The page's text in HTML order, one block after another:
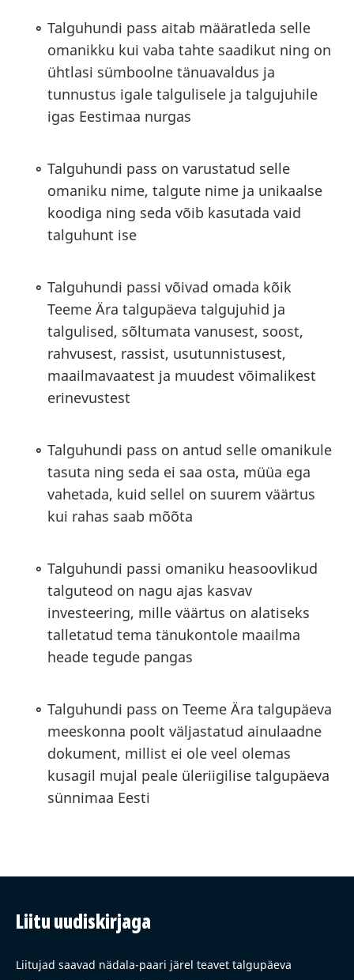
Talguhundi pass aitab määratleda selle
omanikku kui vaba tahte saadikut ning on
ühtlasi sümboolne tänuavaldus ja
tunnustus igale talgulisele ja talgujuhile
igas Eestimaa nurgas
Talguhundi pass on varustatud selle
omaniku nime, talgute nime ja unikaalse
koodiga ning seda võib kasutada vaid
talguhunt ise
Talguhundi passi võivad omada kõik
Teeme Ära talgupäeva talgujuhid ja
talgulised, sõltumata vanusest, soost,
rahvusest, rassist, usutunnistusest,
maailmavaatest ja muudest võimalikest
erinevustest
Talguhundi pass on antud selle omanikule
tasuta ning seda ei saa osta, müüa ega
vahetada, kuid sellel on suurem väärtus
kui rahas saab mõõta
Talguhundi passi omaniku heasoovlikud
talguteod on nagu ajas kasvav
investeering, mille väärtus on alatiseks
talletatud tema tänukontole maailma
heade tegude pangas
Talguhundi pass on Teeme Ära talgupäeva
meeskonna poolt väljastatud ainulaadne
dokument, millist ei ole veel olemas
kusagil mujal peale üleriigilise talgupäeva
sünnimaa Eesti
Liitu uudiskirjaga
Liitujad saavad nädala-paari järel teavet talgupäeva